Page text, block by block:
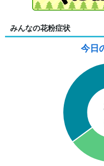
みんなの花粉症状
今日